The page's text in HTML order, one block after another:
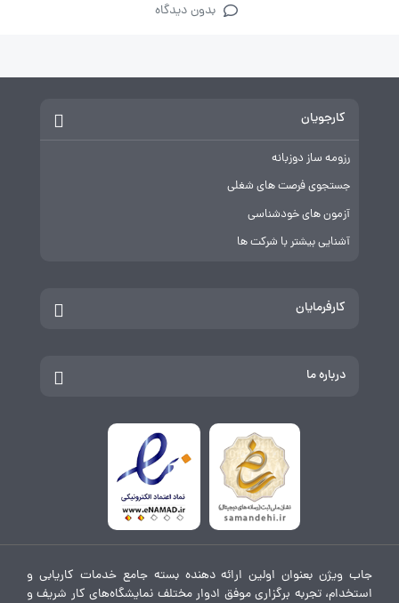
بدون دیدگاه
کارجویان
رزومه ساز دوزبانه
جستجوی فرصت های شغلی
آزمون های خودشناسی
آشنایی بیشتر با شرکت ها
کارفرمایان
درباره ما
جاب ویژن بعنوان اولین ارائه دهنده بسته جامع خدمات کاریابی و
استخدام، تجربه برگزاری موفق ادوار مختلف نمایشگاه‌های کار شریف و